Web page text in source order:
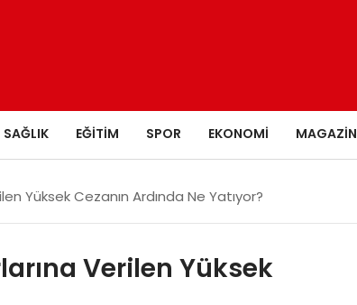
SAĞLIK EĞITIM SPOR EKONOMI MAGAZIN
Yüksek Cezanın Ardında Ne Yatıyor?
Verilen Yüksek